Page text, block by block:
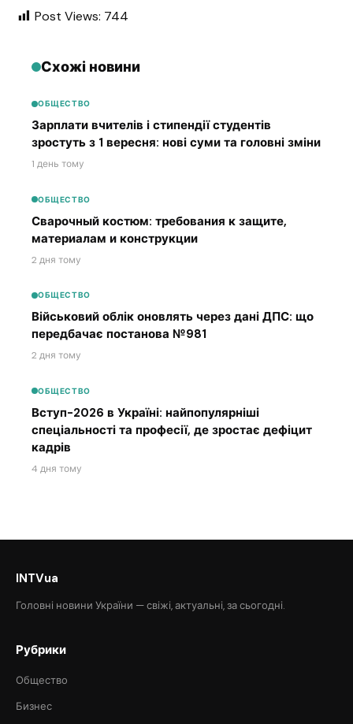
Post Views: 744
Схожі новини
ОБЩЕСТВО
Зарплати вчителів і стипендії студентів
зростуть з 1 вересня: нові суми та головні зміни
1 день тому
ОБЩЕСТВО
Сварочный костюм: требования к защите,
материалам и конструкции
2 дня тому
ОБЩЕСТВО
Військовий облік оновлять через дані ДПС: що
передбачає постанова №981
2 дня тому
ОБЩЕСТВО
Вступ-2026 в Україні: найпопулярніші
спеціальності та професії, де зростає дефіцит
кадрів
4 дня тому
INTVua
Головні новини України — свіжі, актуальні, за сьогодні.
Рубрики
Общество
Бизнес